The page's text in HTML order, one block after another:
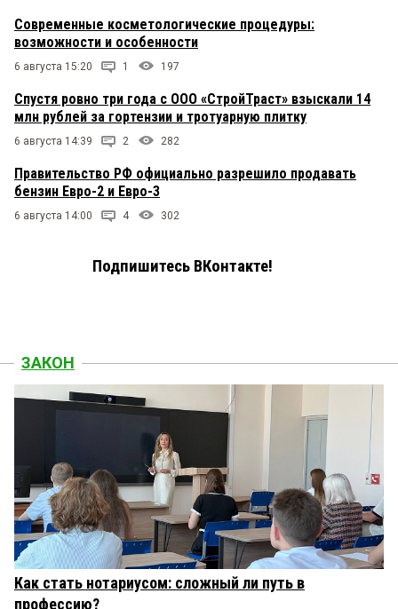
Современные косметологические процедуры:
возможности и особенности
6 августа 15:20 1 197
Спустя ровно три года с ООО «СтройТраст» взыскали 14
млн рублей за гортензии и тротуарную плитку
6 августа 14:39 2 282
Правительство РФ официально разрешило продавать
бензин Евро-2 и Евро-3
6 августа 14:00 4 302
Подпишитесь ВКонтакте!
ЗАКОН
Как стать нотариусом: сложный ли путь в
профессию?